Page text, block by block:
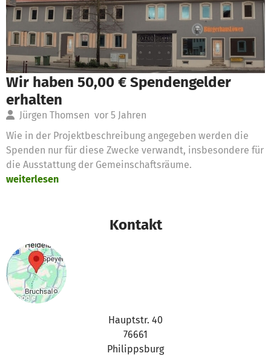
Wir haben 50,00 € Spendengelder
erhalten
Jürgen Thomsen vor 5 Jahren
Wie in der Projektbeschreibung angegeben werden die
Spenden nur für diese Zwecke verwandt, insbesondere für
die Ausstattung der Gemeinschaftsräume.
weiterlesen
Kontakt
Hauptstr. 40
76661
Philippsburg